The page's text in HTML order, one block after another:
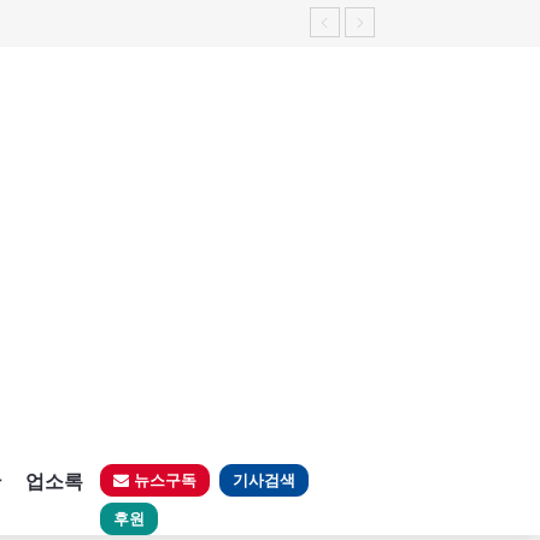
업소록 뉴스구독 기사검색
후원